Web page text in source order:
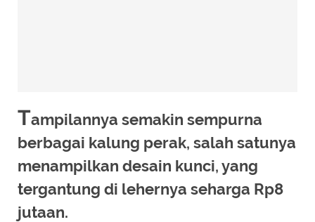
Tampilannya semakin sempurna
berbagai kalung perak, salah satunya
menampilkan desain kunci, yang
tergantung di lehernya seharga Rp8
jutaan.